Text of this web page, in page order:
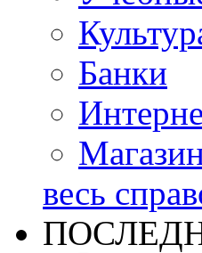
Банки
весь